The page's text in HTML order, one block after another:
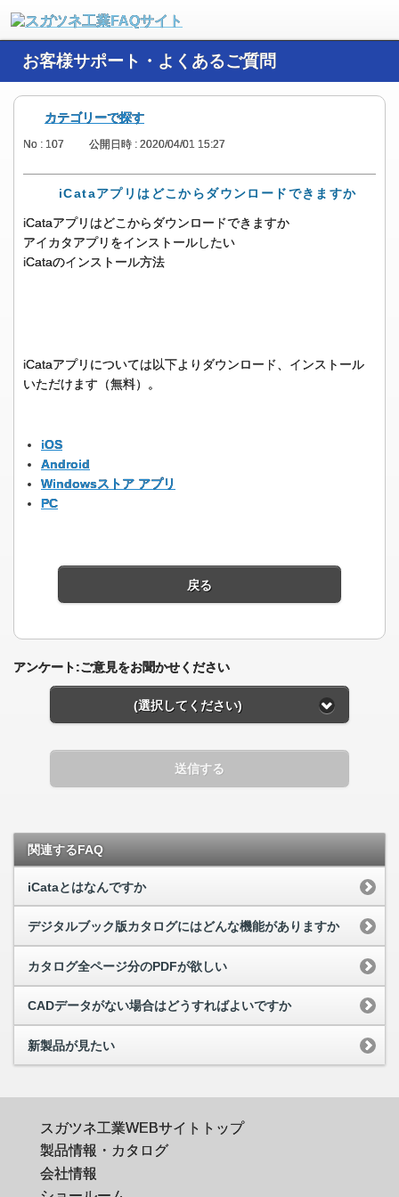
お客様サポート・よくあるご質問
カテゴリーで探す
No : 107 公開日時 : 2020/04/01 15:27
iCataアプリはどこからダウンロードできますか
iCataアプリはどこからダウンロードできますか
アイカタアプリをインストールしたい
iCataのインストール方法
iCataアプリについては以下よりダウンロード、インストール
いただけます（無料）。
iOS
Android
Windowsストア アプリ
PC
戻る
アンケート:ご意見をお聞かせください
(選択してください)
送信する
関連するFAQ
iCataとはなんですか
デジタルブック版カタログにはどんな機能がありますか
カタログ全ページ分のPDFが欲しい
CADデータがない場合はどうすればよいですか
新製品が見たい
スガツネ工業WEBサイトトップ
製品情報・カタログ
会社情報